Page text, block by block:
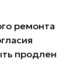
ремонта
продлен